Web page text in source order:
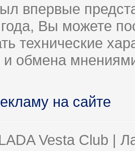
впервые
года, Вы можете
технические
обмена
на сайте
Vesta Club |